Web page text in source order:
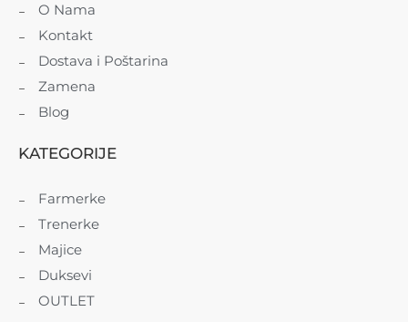
O Nama
Kontakt
Dostava i Poštarina
Zamena
Blog
KATEGORIJE
Farmerke
Trenerke
Majice
Duksevi
OUTLET